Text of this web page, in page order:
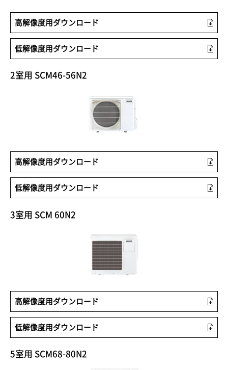
高解像度用ダウンロード
低解像度用ダウンロード
2室用 SCM46-56N2
高解像度用ダウンロード
低解像度用ダウンロード
3室用 SCM 60N2
高解像度用ダウンロード
低解像度用ダウンロード
5室用 SCM68-80N2